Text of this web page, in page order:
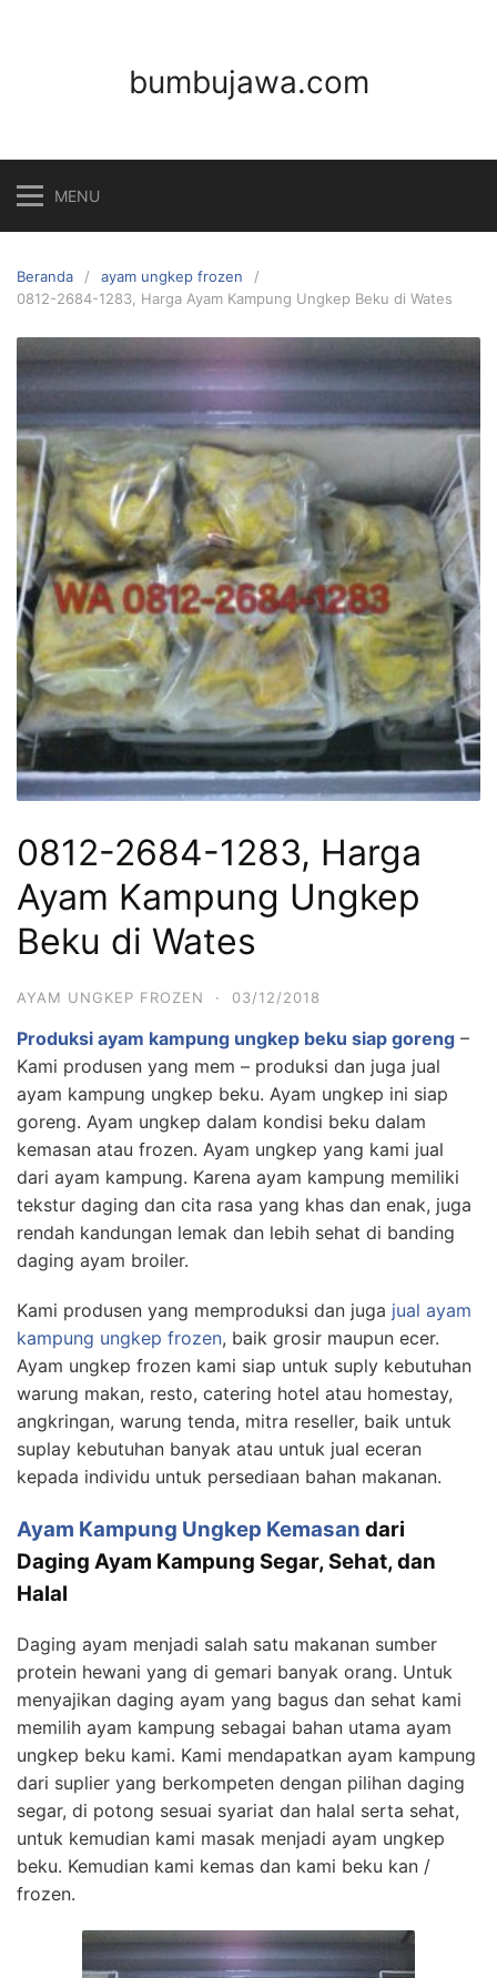
bumbujawa.com
MENU
Beranda
ayam ungkep frozen
0812-2684-1283, Harga Ayam Kampung Ungkep Beku di Wates
0812-2684-1283, Harga
Ayam Kampung Ungkep
Beku di Wates
AYAM UNGKEP FROZEN · 03/12/2018
Produksi ayam kampung ungkep beku siap goreng –
Kami produsen yang mem – produksi dan juga jual
ayam kampung ungkep beku. Ayam ungkep ini siap
goreng. Ayam ungkep dalam kondisi beku dalam
kemasan atau frozen. Ayam ungkep yang kami jual
dari ayam kampung. Karena ayam kampung memiliki
tekstur daging dan cita rasa yang khas dan enak, juga
rendah kandungan lemak dan lebih sehat di banding
daging ayam broiler.
Kami produsen yang memproduksi dan juga jual ayam
kampung ungkep frozen, baik grosir maupun ecer.
Ayam ungkep frozen kami siap untuk suply kebutuhan
warung makan, resto, catering hotel atau homestay,
angkringan, warung tenda, mitra reseller, baik untuk
suplay kebutuhan banyak atau untuk jual eceran
kepada individu untuk persediaan bahan makanan.
Ayam Kampung Ungkep Kemasan dari
Daging Ayam Kampung Segar, Sehat, dan
Halal
Daging ayam menjadi salah satu makanan sumber
protein hewani yang di gemari banyak orang. Untuk
menyajikan daging ayam yang bagus dan sehat kami
memilih ayam kampung sebagai bahan utama ayam
ungkep beku kami. Kami mendapatkan ayam kampung
dari suplier yang berkompeten dengan pilihan daging
segar, di potong sesuai syariat dan halal serta sehat,
untuk kemudian kami masak menjadi ayam ungkep
beku. Kemudian kami kemas dan kami beku kan /
frozen.